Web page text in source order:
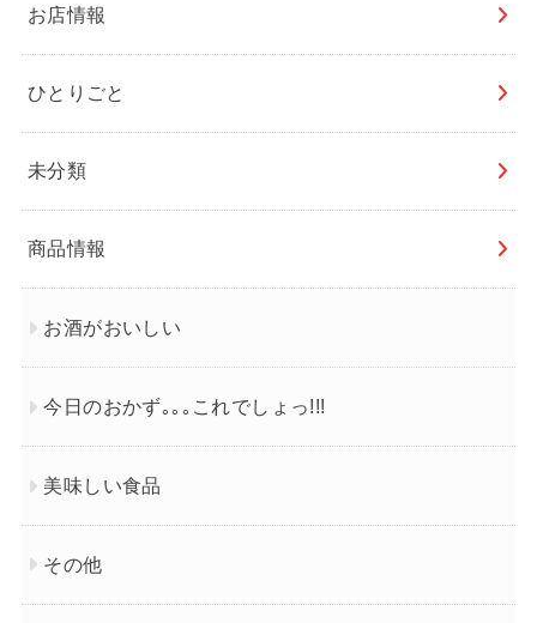
お店情報
ひとりごと
未分類
商品情報
お酒がおいしい
今日のおかず｡｡｡これでしょっ!!!
美味しい食品
その他